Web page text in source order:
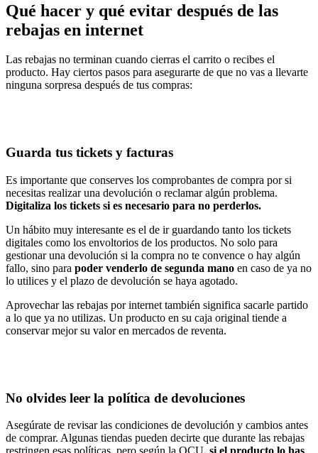
Qué hacer y qué evitar después de las
rebajas en internet
Las rebajas no terminan cuando cierras el carrito o recibes el
producto. Hay ciertos pasos para asegurarte de que no vas a llevarte
ninguna sorpresa después de tus compras:
Guarda tus tickets y facturas
Es importante que conserves los comprobantes de compra por si
necesitas realizar una devolución o reclamar algún problema.
Digitaliza los tickets si es necesario para no perderlos.
Un hábito muy interesante es el de ir guardando tanto los tickets
digitales como los envoltorios de los productos. No solo para
gestionar una devolución si la compra no te convence o hay algún
fallo, sino para poder venderlo de segunda mano en caso de ya no
lo utilices y el plazo de devolución se haya agotado.
Aprovechar las rebajas por internet también significa sacarle partido
a lo que ya no utilizas. Un producto en su caja original tiende a
conservar mejor su valor en mercados de reventa.
No olvides leer la política de devoluciones
Asegúrate de revisar las condiciones de devolución y cambios antes
de comprar. Algunas tiendas pueden decirte que durante las rebajas